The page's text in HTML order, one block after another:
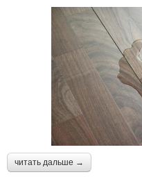
читать дальше →